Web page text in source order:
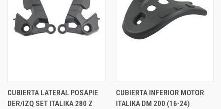
CUBIERTA LATERAL POSAPIE
DER/IZQ SET ITALIKA 280 Z
CUBIERTA INFERIOR MOTOR
ITALIKA DM 200 (16-24)